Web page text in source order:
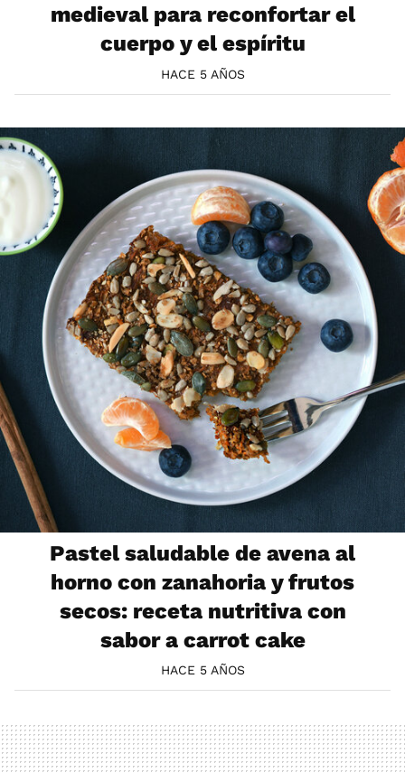
medieval para reconfortar el
cuerpo y el espíritu
HACE 5 AÑOS
Pastel saludable de avena al
horno con zanahoria y frutos
secos: receta nutritiva con
sabor a carrot cake
HACE 5 AÑOS